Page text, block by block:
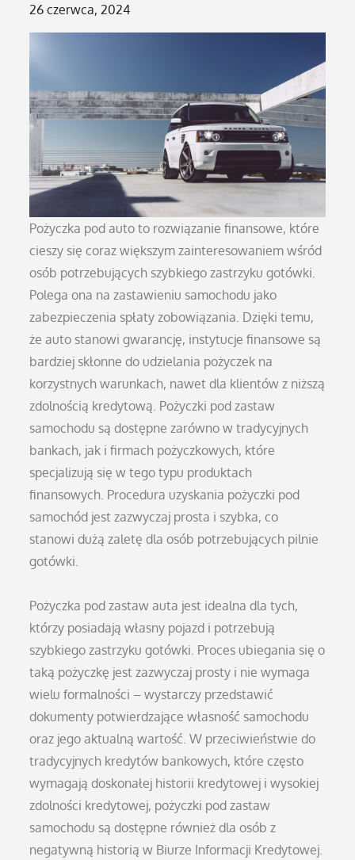
Posted
on
26 czerwca, 2024
Pożyczka pod auto to rozwiązanie finansowe, które
cieszy się coraz większym zainteresowaniem wśród
osób potrzebujących szybkiego zastrzyku gotówki.
Polega ona na zastawieniu samochodu jako
zabezpieczenia spłaty zobowiązania. Dzięki temu,
że auto stanowi gwarancję, instytucje finansowe są
bardziej skłonne do udzielania pożyczek na
korzystnych warunkach, nawet dla klientów z niższą
zdolnością kredytową. Pożyczki pod zastaw
samochodu są dostępne zarówno w tradycyjnych
bankach, jak i firmach pożyczkowych, które
specjalizują się w tego typu produktach
finansowych. Procedura uzyskania pożyczki pod
samochód jest zazwyczaj prosta i szybka, co
stanowi dużą zaletę dla osób potrzebujących pilnie
gotówki.
Pożyczka pod zastaw auta jest idealna dla tych,
którzy posiadają własny pojazd i potrzebują
szybkiego zastrzyku gotówki. Proces ubiegania się o
taką pożyczkę jest zazwyczaj prosty i nie wymaga
wielu formalności – wystarczy przedstawić
dokumenty potwierdzające własność samochodu
oraz jego aktualną wartość. W przeciwieństwie do
tradycyjnych kredytów bankowych, które często
wymagają doskonałej historii kredytowej i wysokiej
zdolności kredytowej, pożyczki pod zastaw
samochodu są dostępne również dla osób z
negatywną historią w Biurze Informacji Kredytowej.